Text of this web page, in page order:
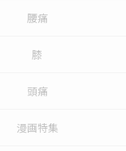
腰痛
膝
頭痛
漫画特集